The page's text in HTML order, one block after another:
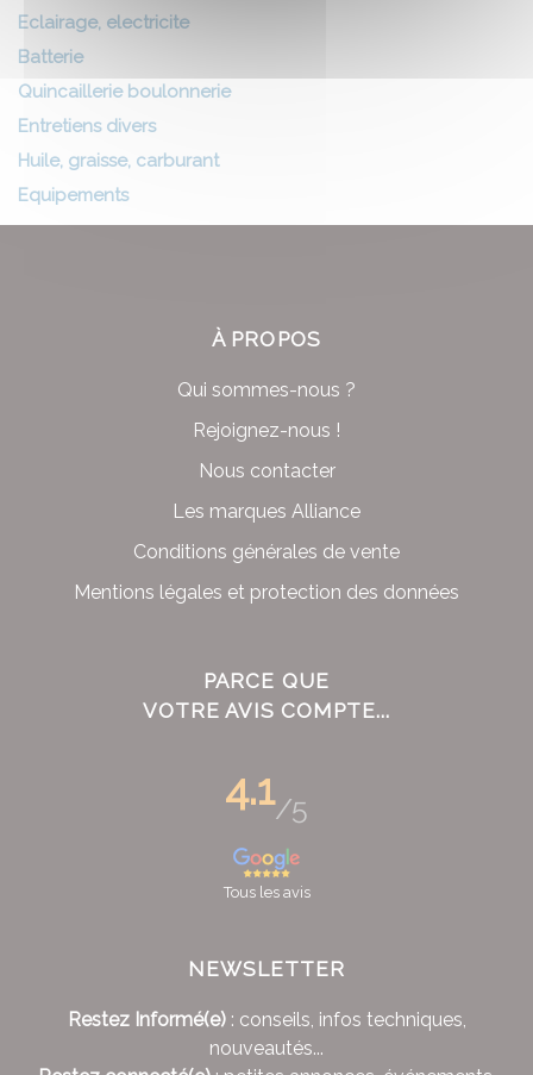
Eclairage, electricite
Batterie
Quincaillerie boulonnerie
Entretiens divers
Huile, graisse, carburant
Equipements
À PROPOS
Qui sommes-nous ?
Rejoignez-nous !
Nous contacter
Les marques Alliance
Conditions générales de vente
Mentions légales et protection des données
PARCE QUE
VOTRE AVIS COMPTE...
4.1/5
Tous les avis
NEWSLETTER
Restez Informé(e): conseils, infos techniques,
nouveautés...